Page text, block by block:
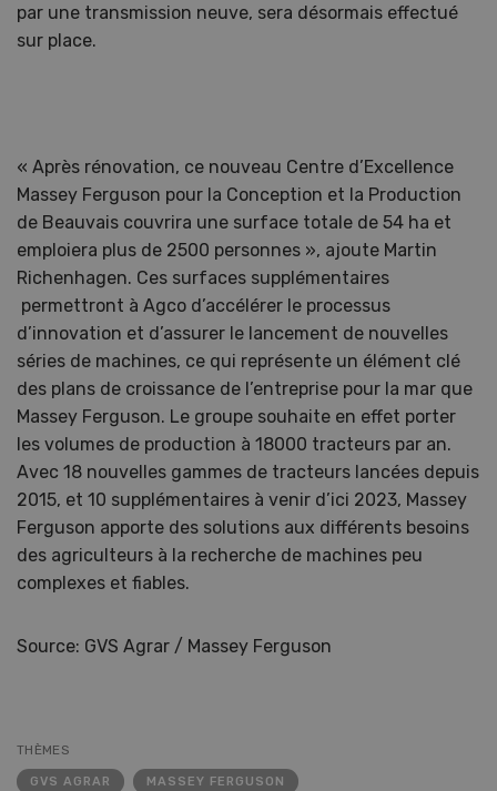
par une transmission neuve, sera désormais effectué
sur place.
« Après rénovation, ce nouveau Centre d’Excellence
Massey Ferguson pour la Conception et la Production
de Beauvais couvrira une surface totale de 54 ha et
emploiera plus de 2500 personnes », ajoute Martin
Richenhagen. Ces surfaces supplémentaires
permettront à Agco d’accélérer le processus
d’innovation et d’assurer le lancement de nouvelles
séries de machines, ce qui représente un élément clé
des plans de croissance de l’entreprise pour la mar que
Massey Ferguson. Le groupe souhaite en effet porter
les volumes de production à 18000 tracteurs par an.
Avec 18 nouvelles gammes de tracteurs lancées depuis
2015, et 10 supplémentaires à venir d’ici 2023, Massey
Ferguson apporte des solutions aux différents besoins
des agriculteurs à la recherche de machines peu
complexes et fiables.
Source: GVS Agrar / Massey Ferguson
THÈMES
GVS AGRAR MASSEY FERGUSON